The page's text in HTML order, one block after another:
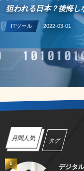
狙われる日本？後悔し
ITツール 2022-03-01
月間人気 タグ
デジタ
1